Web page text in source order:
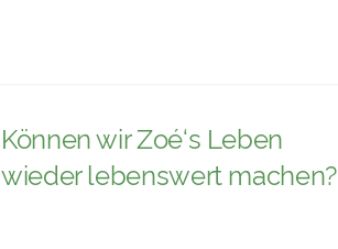
Können wir Zoé‘s Leben
wieder lebenswert machen?